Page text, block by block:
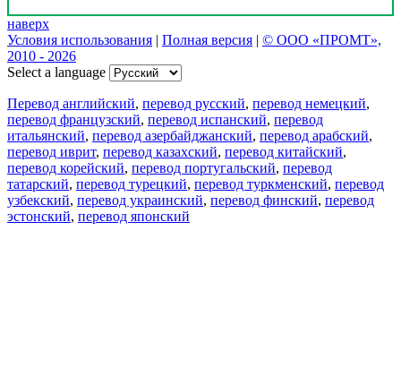
наверх
Условия использования | Полная версия | © ООО «ПРОМТ»,
2010 - 2026
Select a language
Перевод английский, перевод русский, перевод немецкий,
перевод французский, перевод испанский, перевод
итальянский, перевод азербайджанский, перевод арабский,
перевод иврит, перевод казахский, перевод китайский,
перевод корейский, перевод португальский, перевод
татарский, перевод турецкий, перевод туркменский, перевод
узбекский, перевод украинский, перевод финский, перевод
эстонский, перевод японский